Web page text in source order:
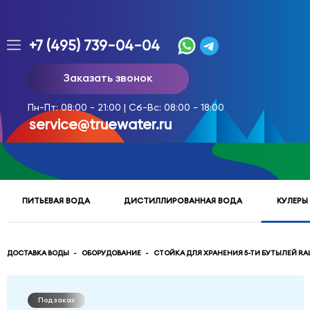
Заказ
доставки
воды
тел.
многоканальный
service@truewater.ru
Московская
н,
Мытищи,
+7 (495) 739-04-04
Заказать звонок
Пн-Пт: 08:00 - 21:00 | Сб-Вс: 08:00 - 18:00
service@truewater.ru
ПИТЬЕВАЯ ВОДА ДИСТИЛЛИРОВАННАЯ ВОДА
ДОСТАВКА ВОДЫ ОБОРУДОВАНИЕ СТОЙКА ДЛЯ ХРАНЕНИЯ 5-ТИ БУТЫЛЕЙ
Под заказ